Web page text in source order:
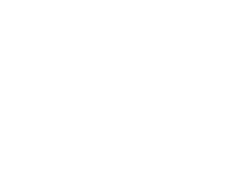
sezonu
Bjelica obavio je jučer
omladinaca Slavije za
opstanak u prošloj...